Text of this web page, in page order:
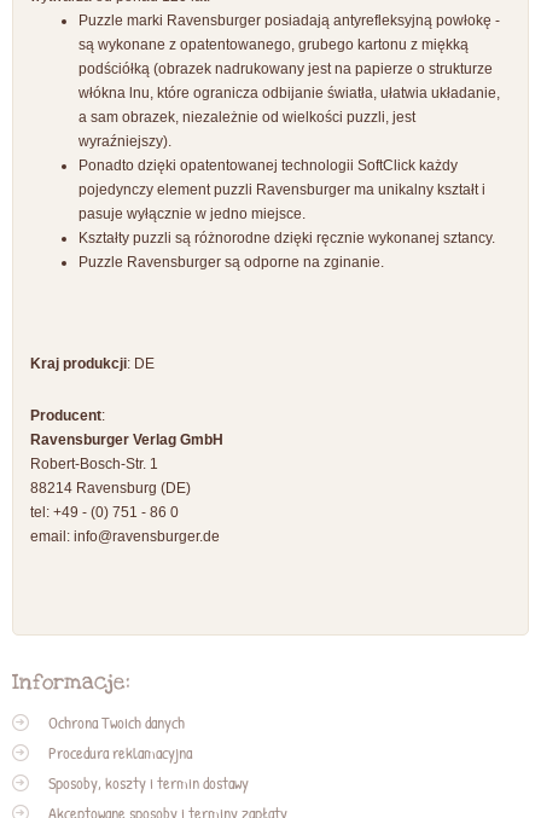
Puzzle marki Ravensburger posiadają antyrefleksyjną powłokę -
są wykonane z opatentowanego, grubego kartonu z miękką
podściółką (obrazek nadrukowany jest na papierze o strukturze
włókna lnu, które ogranicza odbijanie światła, ułatwia układanie,
a sam obrazek, niezależnie od wielkości puzzli, jest
wyraźniejszy).
Ponadto dzięki opatentowanej technologii SoftClick każdy
pojedynczy element puzzli Ravensburger ma unikalny kształt i
pasuje wyłącznie w jedno miejsce.
Kształty puzzli są różnorodne dzięki ręcznie wykonanej sztancy.
Puzzle Ravensburger są odporne na zginanie.
Kraj produkcji: DE
Producent:
Ravensburger Verlag GmbH
Robert-Bosch-Str. 1
88214 Ravensburg (DE)
tel: +49 - (0) 751 - 86 0
email: info@ravensburger.de
Informacje:
Ochrona Twoich danych
Procedura reklamacyjna
Sposoby, koszty i termin dostawy
Akceptowane sposoby i terminy zapłaty